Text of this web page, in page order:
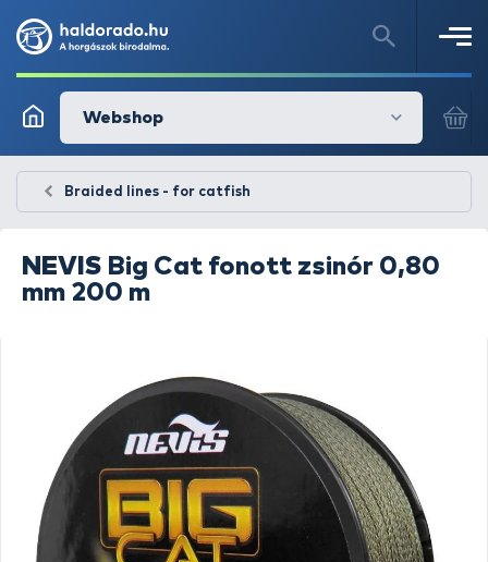
Webshop
Braided lines - for catfish
NEVIS Big Cat fonott zsinór 0,80
mm 200 m